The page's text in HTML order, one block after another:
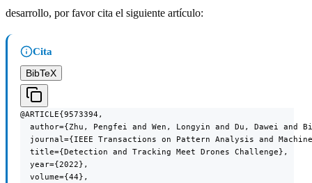
desarrollo, por favor cita el siguiente artículo:
Cita
BibTeX
@ARTICLE{9573394,
author={Zhu, Pengfei and Wen, Longyin and Du, Dawei and
journal={IEEE Transactions on Pattern Analysis and
  title={Detection and Tracking Meet Drones Challenge},
  year={2022},
  volume={44},